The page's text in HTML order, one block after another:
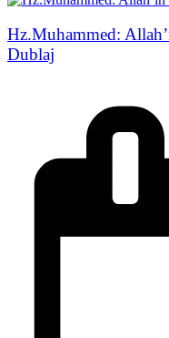
Hz.Muhammed:
Dublaj